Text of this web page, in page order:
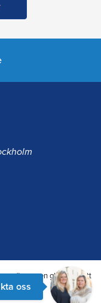
oss
gärna men glöm inte att